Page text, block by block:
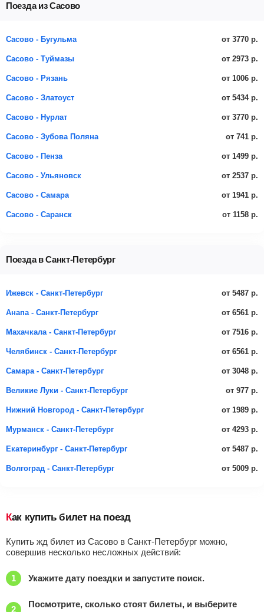
Поезда из Сасово
Сасово - Бугульма от 3770 р.
Сасово - Туймазы от 2973 р.
Сасово - Рязань от 1006 р.
Сасово - Златоуст от 5434 р.
Сасово - Нурлат от 3770 р.
Сасово - Зубова Поляна от 741 р.
Сасово - Пенза от 1499 р.
Сасово - Ульяновск от 2537 р.
Сасово - Самара от 1941 р.
Сасово - Саранск от 1158 р.
Поезда в Санкт-Петербург
Ижевск - Санкт-Петербург от 5487 р.
Анапа - Санкт-Петербург от 6561 р.
Махачкала - Санкт-Петербург от 7516 р.
Челябинск - Санкт-Петербург от 6561 р.
Самара - Санкт-Петербург от 3048 р.
Великие Луки - Санкт-Петербург от 977 р.
Нижний Новгород - Санкт-Петербург от 1989 р.
Мурманск - Санкт-Петербург от 4293 р.
Екатеринбург - Санкт-Петербург от 5487 р.
Волгоград - Санкт-Петербург от 5009 р.
Как купить билет на поезд
Купить жд билет из Сасово в Санкт-Петербург можно,
совершив несколько несложных действий:
Укажите дату поездки и запустите поиск.
Посмотрите, сколько стоят билеты, и выберите